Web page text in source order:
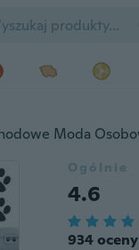
Ogólnie
4.6
934 oceny